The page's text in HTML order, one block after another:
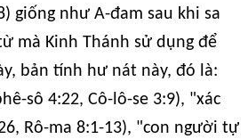
giống như A-đam sau khi sa
mà Kinh Thánh sử dụng để
bản tính hư nát này, đó là:
sô 4:22, Cô-lô-se 3:9), "xác
Rô-ma 8:1-13), "con người tự